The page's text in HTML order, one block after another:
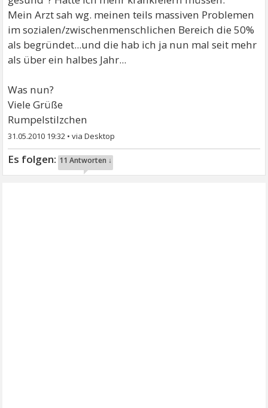
Mein Arzt sah wg. meinen teils massiven Problemen
im sozialen/zwischenmenschlichen Bereich die 50%
als begründet...und die hab ich ja nun mal seit mehr
als über ein halbes Jahr...
Was nun?
Viele Grüße
Rumpelstilzchen
31.05.2010 19:32 •
11 Antworten ↓